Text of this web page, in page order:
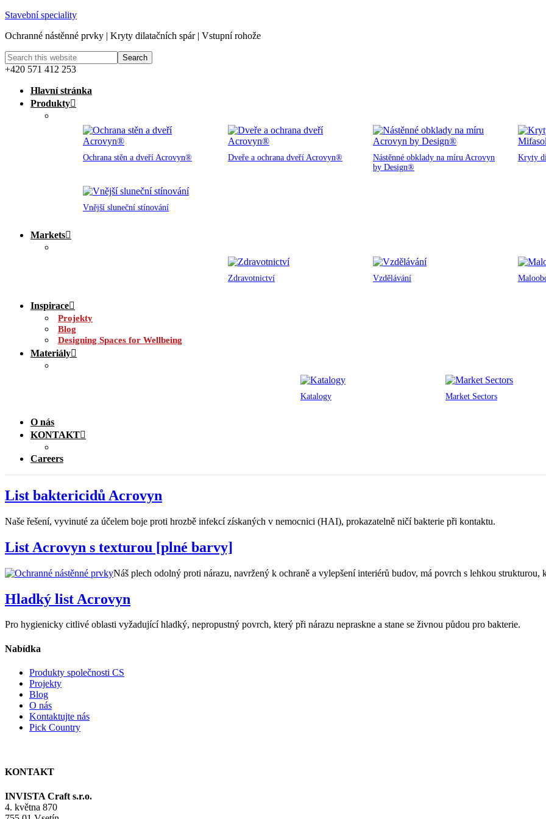
Stavební speciality
Ochranné nástěnné prvky | Kryty dilatačních spár | Vstupní rohože
+420 571 412 253
Hlavní stránka
Produkty
Ochrana stěn a dveří Acrovyn® Dveře a ochrana dveří Acrovyn®
Nástěnné obklady na míru Acrovyn
by Design®
Kryty
Vnější sluneční stínování
Markets
Zdravotnictví Vzdělávání
Inspirace
Projekty
Blog
Designing Spaces for Wellbeing
Materiály
Katalogy Market Sectors
O nás
KONTAKT
Careers
List baktericidů Acrovyn
Naše řešení, vyvinuté za účelem boje proti hrozbě infekcí získaných v nemocnici (HAI), prokazatelně ničí bakterie při kontaktu.
List Acrovyn s texturou [plné barvy]
Náš plech odolný proti nárazu, navržený k ochraně a vylepšení interiérů budov, má povrch s lehkou strukturou,
Hladký list Acrovyn
Pro hygienicky citlivé oblasti vyžadující hladký, nepropustný povrch, který při nárazu nepraskne a stane se živnou půdou pro bakterie.
Nabídka
Produkty společnosti CS
Projekty
Blog
O nás
Kontaktujte nás
Pick Country
KONTAKT
INVISTA Craft s.r.o.
4. května 870